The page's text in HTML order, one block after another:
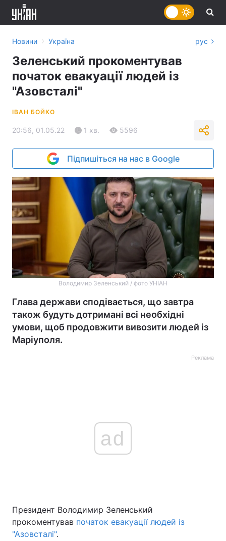
Політика
Новини › Україна рус
Зеленський прокоментував
початок евакуації людей із
"Азовсталі"
ІВАН БОЙКО
20:56, 01.05.22 1 хв. 5596
Підпишіться на нас в Google
Володимир Зеленський / фото УНІАН
Глава держави сподівається, що завтра
також будуть дотримані всі необхідні
умови, щоб продовжити вивозити людей із
Маріуполя.
Реклама
ad
Президент Володимир Зеленський
прокоментував початок евакуації людей із
"Азовсталі".